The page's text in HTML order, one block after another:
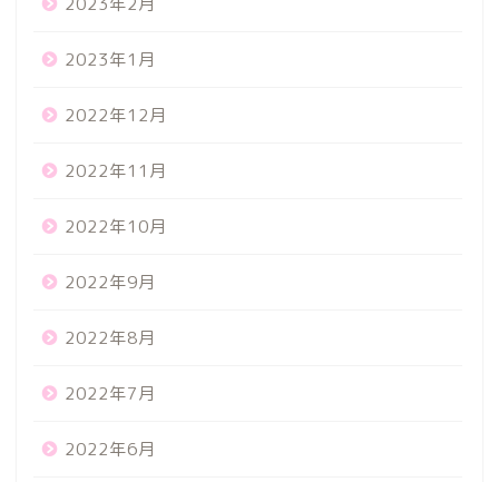
2023年1月
2022年12月
2022年11月
2022年10月
2022年9月
2022年8月
2022年7月
2022年6月